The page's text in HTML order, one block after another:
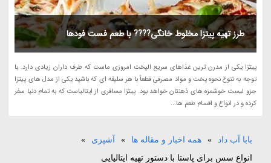
طرز تهیه پیتزا مخلوط خانگی???? با طعم فست فودها
پیتزا یکی از مدرن ترین غذاهای سریع الپخت امروزی ماست که طرف داران زیادی دارد. با
توجه به تنوع نحوه پخت و مواد مصرفی قطعاً با هر سلیقه ای که باشید یکی از مدل های پیتزا
جزو لیست خوشمزه های ذهنتان خواهد بود. پیتزا مسافری از ایتالیاست که به تمام دنیا سفر
کرده و در انواع و اقسام طعم ها...
بابا آب داد » همه اخبار و مقاله ها » آشپزی
»
انواع سس برای پاستا با دستور تهیه ایتالیایی